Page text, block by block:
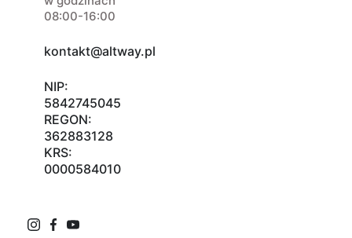
08:00-16:00
kontakt@altway.pl
NIP:
5842745045
REGON:
362883128
KRS:
0000584010